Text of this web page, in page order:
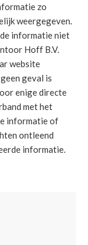
zo
weergegeven.
informatie niet
Hoff B.V.
website
geval is
enige directe
met het
informatie of
ontleend
informatie.